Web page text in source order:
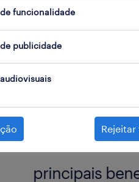
na prestação de
estruturas
Planeamento
competências
Engenheiro
principais
funcionalidade
publicidade